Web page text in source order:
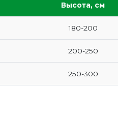
Высота, см
180-200
200-250
250-300